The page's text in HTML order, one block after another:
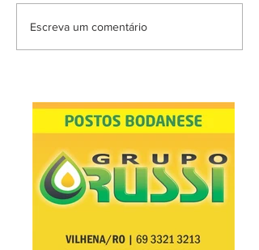
Escreva um comentário